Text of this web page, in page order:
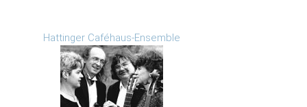
Hattinger Caféhaus-Ensemble